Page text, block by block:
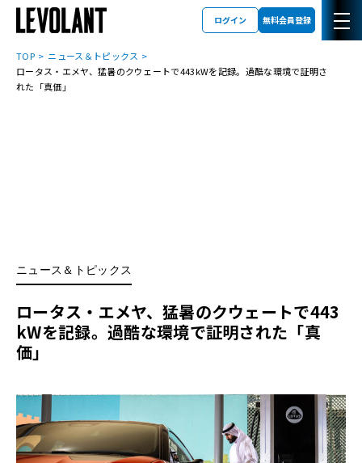
ログイン 無料会員登録
TOP
ニュース＆トピックス
ロータス・エメヤ、猛暑のクウェートで443kWを記録。過酷な環境で証明さ
れた「真価」
ニュース＆トピックス
ロータス・エメヤ、猛暑のクウェートで443
kWを記録。過酷な環境で証明された「真
価」